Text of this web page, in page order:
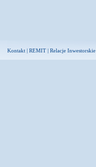
Kontakt | REMIT | Relacje Inwestorskie